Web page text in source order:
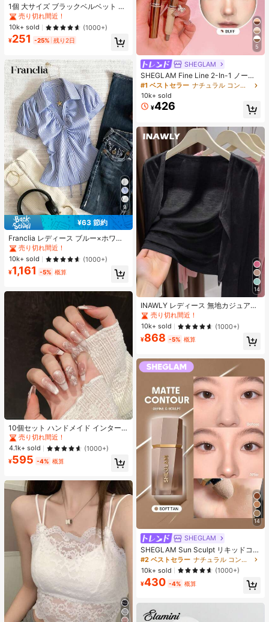
1個 大サイズ ブラックベルベット リ
ボン ヘアクリップ クリスタルライン
ストーン装飾付き、エレガントな二
重レイヤー フロック加工リボン レデ
ィース用
売り切れ間近！
#1 ベストセラー
売り切れ間近！
#1 ベストセラー
売り切れ間近！
#1 ベストセラー
10k+ sold (1000+)
¥251 -25% 残り2日
9
¥63 節約
Franclia レディース ブルー×ホワイ
ト ストライプ ボタン付きシャーリン
グ Vネックシャツ 夏向け エフォート
レスシック ブラウス 通学・新学期向
け 春カジュアル
#1 ベストセラー
に ファブリック 柔らかなオフィスブラウス
売り切れ間近！
#1 ベストセラー
売り切れ間近！
#1 ベストセラー
売り切れ間近！
#1 ベストセラー
に ファブリック 柔らかなオフィスブラウス
10k+ sold (1000+)
¥1,161 -5% 概算
10個セット ハンドメイド インター
ネットセレブリティ優しいラインス
トーンラティスフレンチフォークフ
ァックスパールピンクキャットアイ
ボウ偽ネイル プレスオンネイル ネイ
ルサプライ ハンドメイドプレスオン
売り切れ間近！
4.1k+ sold
(1000+)
¥595 -4% 概算
5
SHEGLAM
SHEGLAM Fine Line 2-In-1 ノーズ
コンター&ハイライトペン-Buff ノー
ズシャドウ シェーディング 女性と女
の子のためのブランドビューティー
コスメメイクアップ
#1 ベストセラー
ナチュラル コントゥア＆ブロンザー
10k+ sold
¥426
14
INAWLY レディース 無地カジュアル
薄手カーディガン、春夏用
#1 ベストセラー
売り切れ間近！
#1 ベストセラー
売り切れ間近！
#1 ベストセラー
売り切れ間近！
#1 ベストセラー
10k+ sold (1000+)
¥868 -5% 概算
14
SHEGLAM
SHEGLAM Sun Sculpt リキッドコン
ター-Soft Tan ノーズシャドウ シェ
ーディング 女性と女の子のためのブ
ランドビューティーコスメメイクア
ップ
#2 ベストセラー
ナチュラル コントゥア＆ブロンザー
10k+ sold
(1000+)
¥430 -4% 概算